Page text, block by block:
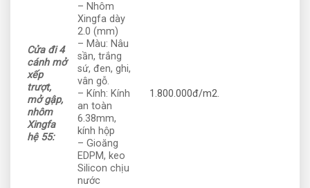
Cửa đi 4
cánh mở
xếp
trượt,
mở gập,
nhôm
Xingfa
hệ 55:
– Nhôm
Xingfa dày
2.0 (mm)
– Màu: Nâu
sần, trắng
sứ, đen, ghi,
vân gỗ.
– Kính: Kính
an toàn
6.38mm,
kính hộp
– Gioăng
EDPM, keo
Silicon chịu
nước
1.800.000đ/m2.